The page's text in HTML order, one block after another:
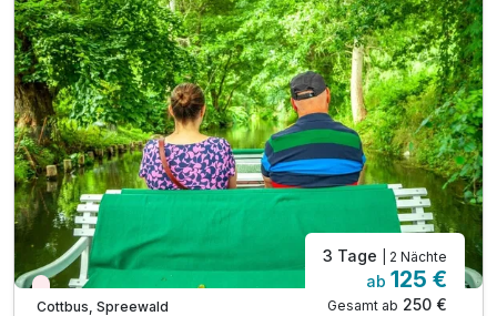
inkl. WLAN-Nutzung
Nur noch Restplätze
Cottbus, Spreewald
3 Tage | 2 Nächte
ab 125 €
Gesamt ab 250 €